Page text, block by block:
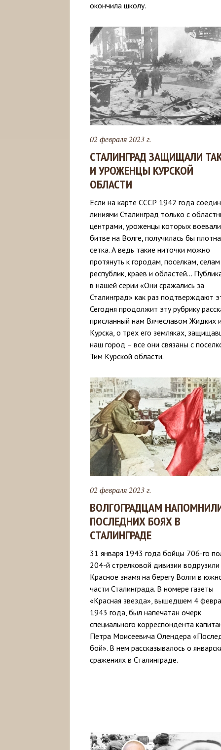
окончила школу.
02 февраля 2023 г.
СТАЛИНГРАД ЗАЩИЩАЛИ
И УРОЖЕНЦЫ КУРСКОЙ
ОБЛАСТИ
Если на карте СССР 1942 года
линиями Сталинград только с
центрами, уроженцы которых
битве на Волге, получилась бы
сетка. А ведь такие ниточки можно
протянуть к городам, поселкам,
республик, краев и областей…
в нашей серии «Они сражались за
Сталинград» как раз подтверждают
Сегодня продолжит эту рубрику
присланный нам Вячеславом Жидких
Курска, о трех его земляках,
наш город – все они связаны с
Тим Курской области.
02 февраля 2023 г.
ВОЛГОГРАДЦАМ
ПОСЛЕДНИХ БОЯХ В
СТАЛИНГРАДЕ
31 января 1943 года бойцы 706-го
204-й стрелковой дивизии водрузили
Красное знамя на берегу Волги в
части Сталинграда. В номере газеты
«Красная звезда», вышедшем 4
1943 года, был напечатан очерк
специального корреспондента
Петра Моисеевича Олендера
бой». В нем рассказывалось о
сражениях в Сталинграде.